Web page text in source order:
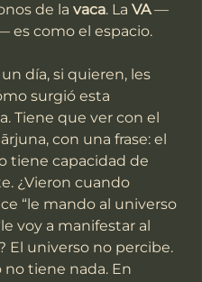
de la vaca. La VA —
es como el espacio.
día, si quieren, les
surgió esta
Tiene que ver con el
con una frase: el
tiene capacidad de
¿Vieron cuando
“le mando al universo
voy a manifestar al
El universo no percibe.
no tiene nada. En